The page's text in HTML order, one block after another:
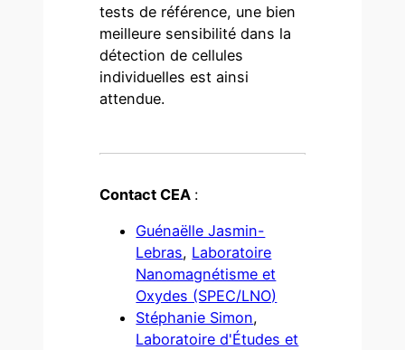
tests de référence, une bien
meilleure sensibilité dans la
détection de cellules
individuelles est ainsi
attendue.
Contact CEA :
Guénaëlle Jasmin-
Lebras, Laboratoire
Nanomagnétisme et
Oxydes (SPEC/LNO)
Stéphanie Simon,
Laboratoire d'Études et